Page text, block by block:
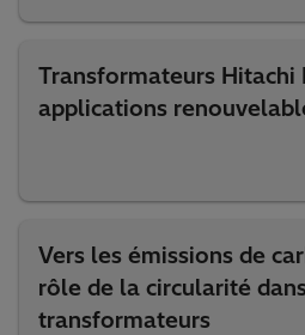
Transformateurs Hitachi
applications
Vers les émissions de
rôle de la circularité
transformateurs